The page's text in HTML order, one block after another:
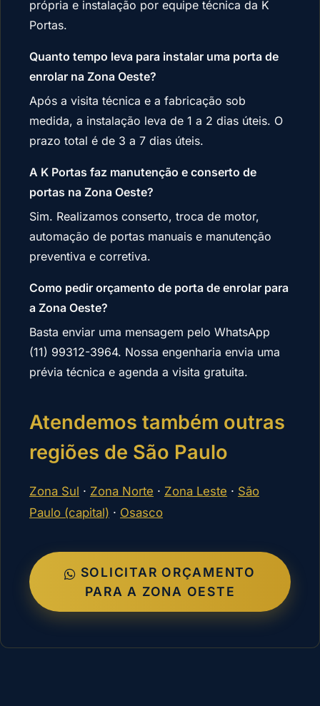
própria e instalação por equipe técnica da K
Portas.
Quanto tempo leva para instalar uma porta de
enrolar na Zona Oeste?
Após a visita técnica e a fabricação sob
medida, a instalação leva de 1 a 2 dias úteis. O
prazo total é de 3 a 7 dias úteis.
A K Portas faz manutenção e conserto de
portas na Zona Oeste?
Sim. Realizamos conserto, troca de motor,
automação de portas manuais e manutenção
preventiva e corretiva.
Como pedir orçamento de porta de enrolar para
a Zona Oeste?
Basta enviar uma mensagem pelo WhatsApp
(11) 99312-3964. Nossa engenharia envia uma
prévia técnica e agenda a visita gratuita.
Atendemos também outras
regiões de São Paulo
Zona Sul · Zona Norte · Zona Leste · São
Paulo (capital) · Osasco
SOLICITAR ORÇAMENTO
PARA A ZONA OESTE